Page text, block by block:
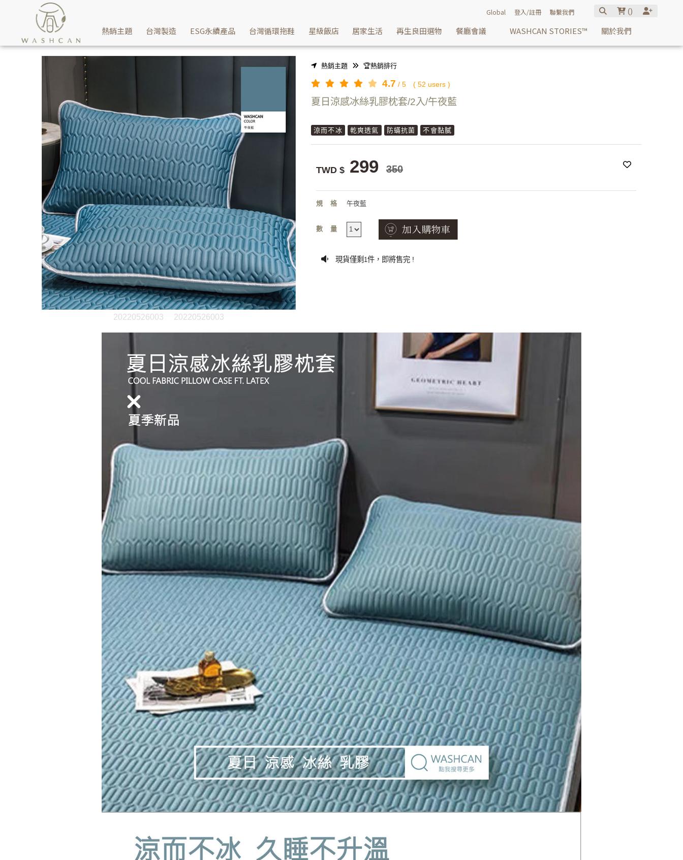
不必擔心夏天睡覺感覺熱，瓦士肯寢具專家私藏適合夏日9款嚴選清涼枕頭套 | Washcan瓦士肯
Global 登入/註冊 聯繫我們 ()
熱銷主題 台灣製造 ESG永續產品 台灣循環拖鞋 星級飯店 居家生活 再生良田選物 餐廳會議 WASHCAN STORIES™ 關於我們
20220526003 20220526003
熱銷主題 🏆熱銷排行
4.7 / 5 ( 52 users )
夏日涼感冰絲乳膠枕套/2入/午夜藍
涼而不冰 乾爽透氣 防蟎抗菌 不會黏膩
TWD $ 299 350
規格 午夜藍
數量
現貨僅剩 1件，即將售完 !